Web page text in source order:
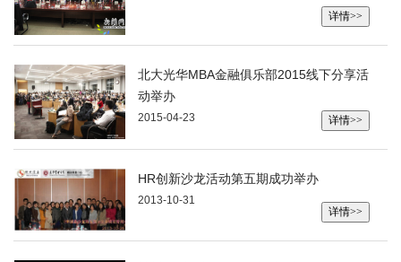
详情>>
北大光华MBA金融俱乐部2015线下分享活
动举办
2015-04-23 详情>>
HR创新沙龙活动第五期成功举办
2013-10-31
详情>>